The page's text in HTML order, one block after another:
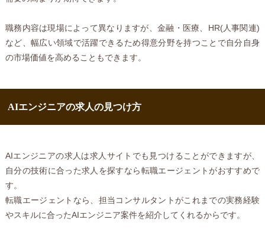
職務内容は現場によって異なりますが、金融・医療、HR(人事関連)
など、幅広い領域で活躍できるため得意分野を持つことで自分自身
の市場価値を高めることもできます。
AIエンジニアの求人の見つけ方
AIエンジニアの求人は求人サイトでも見つけることができますが、
自分の技術に合った求人を探すなら転職エージェントがおすすめで
す。
転職エージェントなら、担当コンサルタントがこれまでの実務経験
やスキルに合ったAIエンジニア案件を紹介してくれるからです。